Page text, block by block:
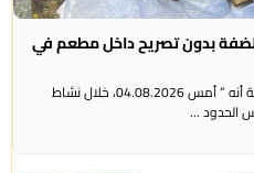
بدون تصريح داخل مطعم في
راديو الناس – بث مباشر أعلنت الشرطة أنه ” أمس 04.08.2026، خلال نشاط
...